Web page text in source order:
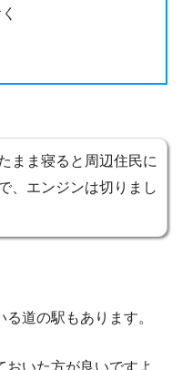
まま寝ると周辺住民に
、エンジンは切りまし
道の駅もあります。
いた方が良いですよ。